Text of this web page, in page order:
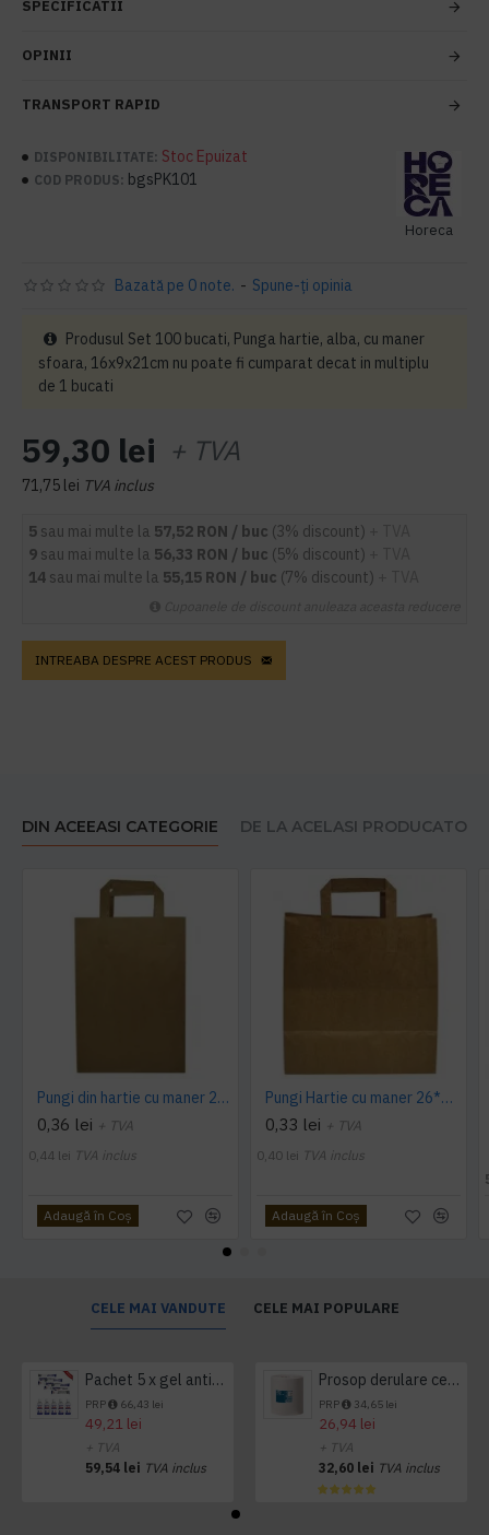
SPECIFICATII
OPINII
TRANSPORT RAPID
DISPONIBILITATE: Stoc Epuizat
COD PRODUS: bgsPK101
Horeca
Bazată pe 0 note. - Spune-ţi opinia
59,30 lei + TVA
71,75 lei TVA inclus
Produsul Set 100 bucati, Punga hartie, alba, cu maner
sfoara, 16x9x21cm nu poate fi cumparat decat in multiplu
de 1 bucati
5 sau mai multe la 57,52 RON / buc (3% discount)
9 sau mai multe la 56,33 RON / buc (5% discount)
14 sau mai multe la 55,15 RON / buc (7% discount)
INTREABA DESPRE ACEST PRODUS
DIN ACEEASI CATEGORIE DE LA ACELASI PRODUCATOR
Pungi din hartie cu maner 28*17*29 cm, 250 buc/ bax
0,36 lei + TVA
0,44 lei TVA inclus
Adaugă în Coş
Pungi Hartie cu maner 26*14*29 cm, bax 250
0,33 lei + TVA
0,40 lei TVA inclus
Adaugă în Coş
CELE MAI VANDUTE CELE MAI POPULARE
Pachet 5 x gel antibacterian 50ml si 3 x Servetele antibacteriene 48 buc Hygienium
PRP 66,43 lei
49,21 lei
+ TVA
59,54 lei TVA inclus
Prosop derulare centrala 1 pliu, 300 m Tork
PRP 34,65 lei
26,94 lei
+ TVA
32,60 lei TVA inclus